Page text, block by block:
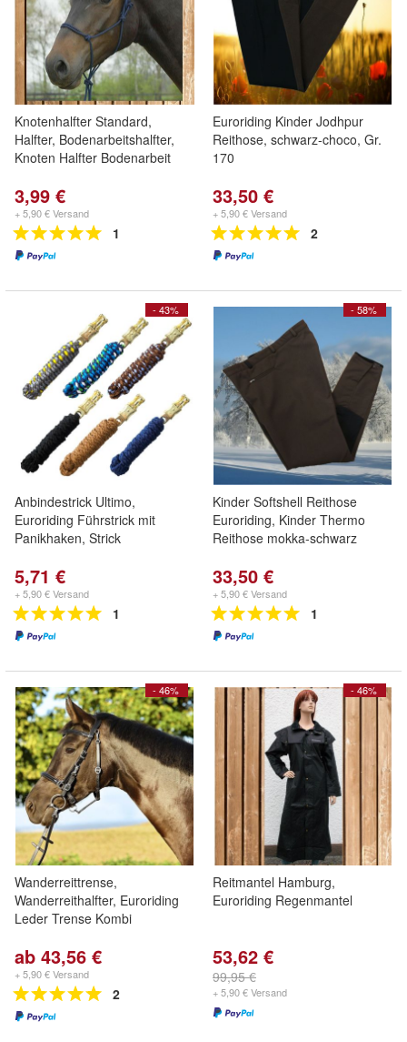
Knotenhalfter Standard,
Halfter, Bodenarbeitshalfter,
Knoten Halfter Bodenarbeit
3,99 €
+ 5,90 € Versand
1
Euroriding Kinder Jodhpur
Reithose, schwarz-choco, Gr.
170
33,50 €
+ 5,90 € Versand
2
- 43%
Anbindestrick Ultimo,
Euroriding Führstrick mit
Panikhaken, Strick
5,71 €
+ 5,90 € Versand
1
- 58%
Kinder Softshell Reithose
Euroriding, Kinder Thermo
Reithose mokka-schwarz
33,50 €
+ 5,90 € Versand
1
- 46%
Wanderreittrense,
Wanderreithalfter, Euroriding
Leder Trense Kombi
ab 43,56 €
+ 5,90 € Versand
2
- 46%
Reitmantel Hamburg,
Euroriding Regenmantel
53,62 €
99,95 €
+ 5,90 € Versand